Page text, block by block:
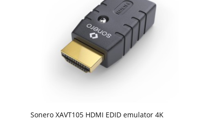
Sonero XAVT105 HDMI EDID emulator 4K